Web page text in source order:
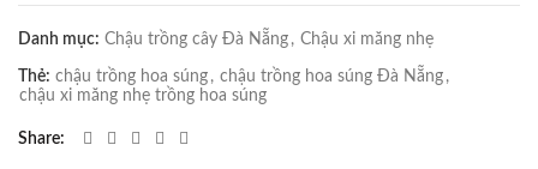
Danh mục: Chậu trồng cây Đà Nẵng , Chậu xi măng nhẹ
Thẻ: chậu trồng hoa súng , chậu trồng hoa súng Đà Nẵng ,
chậu xi măng nhẹ trồng hoa súng
Share